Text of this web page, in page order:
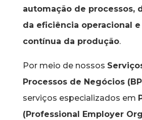
automação de processos,
da eficiência operacional
contínua da produção.
Por meio de nossos
Processos de Negócios
serviços especializados em
(Professional Employer